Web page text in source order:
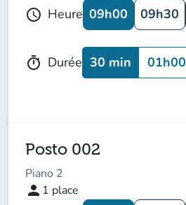
schedule Heure 09h00 09h30
timer Durée 30 min 01h00
Posto 002
Piano 2
person 1 place